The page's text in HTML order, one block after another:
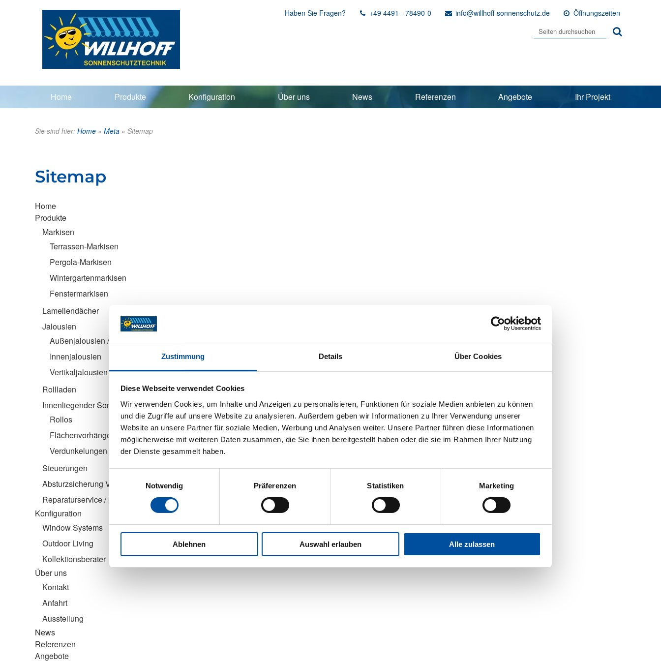
Zustimmung Details Über Cookies
Diese Webseite verwendet Cookies
Wir verwenden Cookies, um Inhalte und Anzeigen zu personalisieren, Funktionen für soziale Medien anbieten zu können
und die Zugriffe auf unsere Website zu analysieren. Außerdem geben wir Informationen zu Ihrer Verwendung unserer
Website an unsere Partner für soziale Medien, Werbung und Analysen weiter. Unsere Partner führen diese Informationen
möglicherweise mit weiteren Daten zusammen, die Sie ihnen bereitgestellt haben oder die sie im Rahmen Ihrer Nutzung
der Dienste gesammelt haben.
Notwendig
Präferenzen Statistiken Marketing
Ablehnen Auswahl erlauben Alle zulassen
Haben Sie Fragen? +49 4491 - 78490-0 info@willhoff-sonnenschutz.de Öffnungszeiten
Home Produkte Konfiguration Über uns News Referenzen Angebote Ihr Projekt
Sie sind hier: Home » Meta » Sitemap
Sitemap
Home
Produkte
Markisen
Terrassen-Markisen
Pergola-Markisen
Wintergartenmarkisen
Fenstermarkisen
Lamellendächer
Jalousien
Außenjalousien / Raffstoren
Innenjalousien
Vertikaljalousien
Rollladen
Innenliegender Sonnenschutz
Rollos
Flächenvorhänge
Verdunkelungen
Steuerungen
Absturzsicherung VisioNeo
Reparaturservice / Kundendienst
Konfiguration
Window Systems
Outdoor Living
Kollektionsberater
Über uns
Kontakt
Anfahrt
Ausstellung
News
Referenzen
Angebote